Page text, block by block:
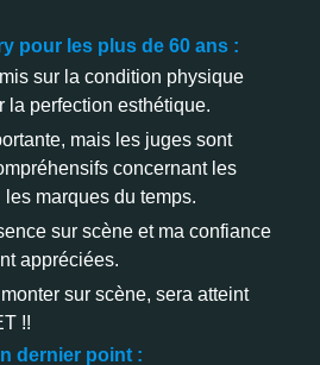
pour les plus de 60 ans :
sur la condition physique
la perfection esthétique.
mais les juges sont
concernant les
marques du temps.
sur scène et ma confiance
appréciées.
sur scène, sera atteint
!!
dernier point :